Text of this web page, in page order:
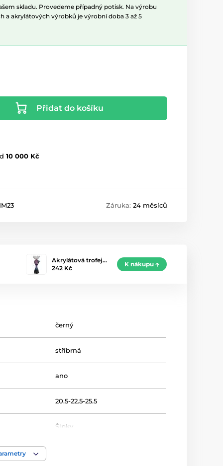
skladu. Provedeme případný potisk. Na výrobu
a akrylátových výrobků je výrobní doba 3 až 5
Přidat do košíku
10 000 Kč
Záruka: 24 měsíců
Akrylátová trofej…
242 Kč
K nákupu
černý
stříbrná
ano
20.5-22.5-25.5
Šipky